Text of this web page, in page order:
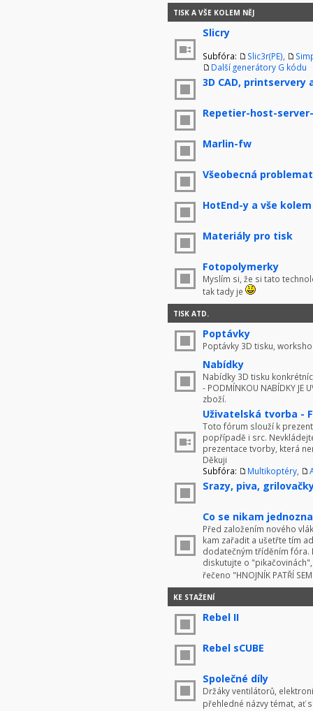
TISK A VŠE KOLEM NĚJ
Slicry
Subfóra: Slic3r(PE)
Další generátory G kódu
3D CAD, printservery
Repetier-host-
Marlin-fw
Všeobecná
HotEnd-y a vše kolem
Materiály pro tisk
Fotopolymerky
Myslím si, že si tato
tak tady je
TISK ATD.
Poptávky
Poptávky 3D tisku,
Nabídky
Nabídky 3D tisku
- PODMÍNKOU NABÍDKY JE
zboží.
Uživatelská tvorba -
Toto fórum slouží k
popřípadě i src.
prezentace tvorby, která
Děkuji
Subfóra:
Multikoptéry
Srazy, piva,
Co se nikam
Před založením nového
kam zařadit a ušetřte tím
dodatečným tříděním fóra.
diskutujte o
řečeno "HNOJNÍK PATŘÍ
KE STAŽENÍ
Rebel II
Rebel sCUBE
Společné díly
Držáky ventilátorů,
přehledné názvy témat, ať